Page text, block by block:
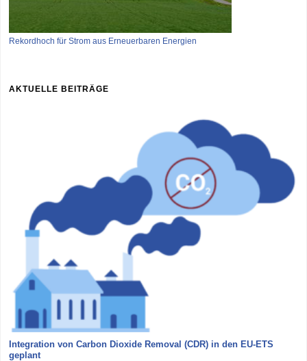
Rekordhoch für Strom aus Erneuerbaren Energien
AKTUELLE BEITRÄGE
Integration von Carbon Dioxide Removal (CDR) in den EU-ETS
geplant